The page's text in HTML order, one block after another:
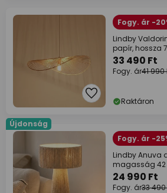
Fogy. ár -
Lindby
papír, hossza
33 490 Ft
Fogy. ár41 990
Raktáron
Újdonság
Fogy. ár -
Lindby Anuva
magasság 42
24 990 Ft
Fogy. ár33 490